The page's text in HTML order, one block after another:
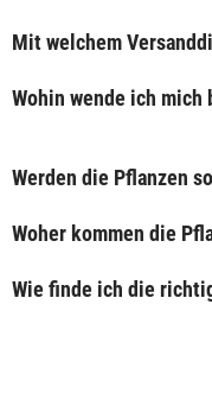
Mit welchem
Wohin wende ich
Werden die Pflanzen
Woher kommen die
Wie finde ich die